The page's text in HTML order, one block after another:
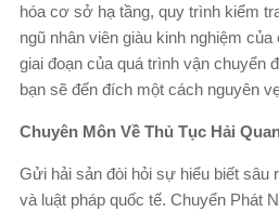
hóa cơ sở hạ tầng, quy trình kiểm
ngũ nhân viên giàu kinh nghiệm
giai đoạn của quá trình vận chuyển
bạn sẽ đến đích một cách nguyên
Chuyên Môn Về Thủ Tục Hải
Gửi hải sản đòi hỏi sự hiểu biết sâu
và luật pháp quốc tế. Chuyển Phát